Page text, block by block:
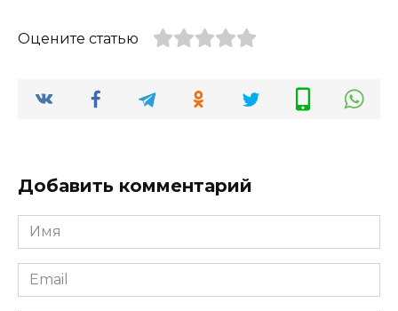
Оцените статью
Добавить комментарий
Имя
*
Email
*